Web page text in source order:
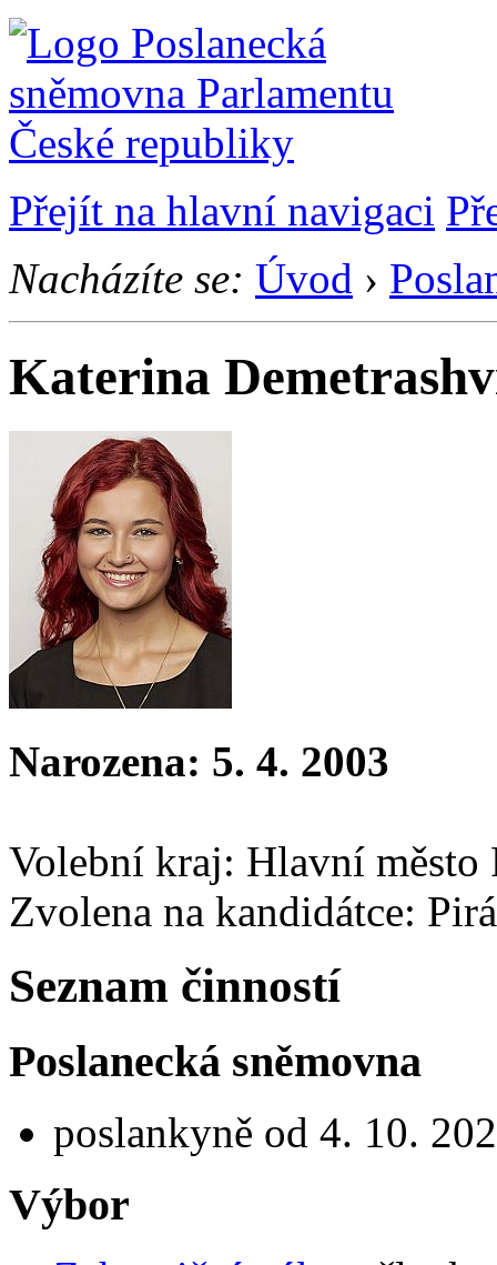
Přejít na hlavní navigaci
Nacházíte se: Úvod ›
Katerina
Narozena: 5. 4. 2003
Volební kraj: Hlavní město
Zvolena na kandidátce:
Seznam činností
Poslanecká sněmovna
poslankyně od 4. 10.
Výbor